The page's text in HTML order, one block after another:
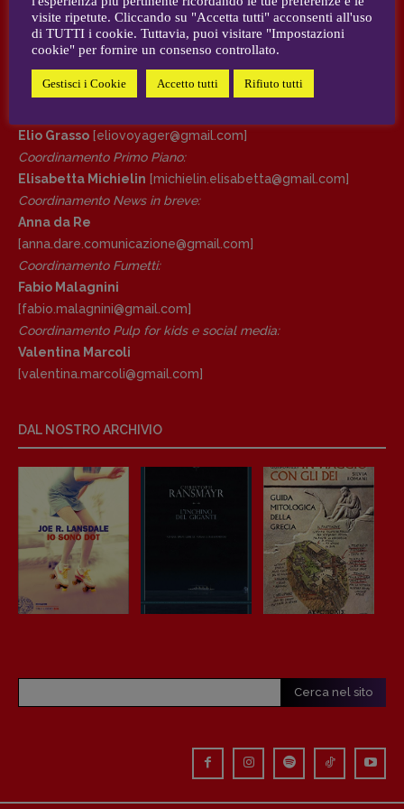
DIRETTRICE RESPONSABILE
Antonella Marrone
REDAZIONE
Walter Catalano,Giuseppe Costigliola,
Anna da Re,Roberto Derobertis,Elio
Grasso,Fabio Malagnini,
Marcoli,Elisabetta Michielin,Nicole
Spallina,Roberto Sturm,Tania Tonin
CONTATTI
Case editrici e coordinamento
recensioni:
Elio Grasso[eliovoyager@gmail.com]
Coordinamento Primo Piano :
Elisabetta Michielin
[michielin.elisabetta@gmail.com]
[anna.dare.comunicazione@gmail.
Coordinamento Fumetti:
Fabio Malagnini
[fabio.malagnini@gmail.com]
Coordinamento Pulp for kids e social
media:
Valentina Marcoli
[valentina.marcoli@gmail.
ARCHIVIO E AUTORI
AUTORI e COLLABORATORI
CONTATTI
Elio Grasso [eliovoyager@gmail.com]
Coordinamento Primo Piano:
Elisabetta Michielin [michielin.elisabetta@gmail.com]
Coordinamento News in breve:
Anna da Re
[anna.dare.comunicazione@gmail. com]
Coordinamento Fumetti:
Fabio Malagnini
[fabio.malagnini@gmail. com]
Coordinamento Pulp for kids e social media:
Valentina Marcoli
[valentina.marcoli@gmail. com]
DAL NOSTRO ARCHIVIO
Cerca nel sito
visite ripetute. Cliccando su "Accetta tutti" acconsenti all'uso
di TUTTI i cookie. Tuttavia, puoi visitare "Impostazioni
cookie" per fornire un consenso controllato.
Gestisci i Cookie Accetto tutti Rifiuto tutti